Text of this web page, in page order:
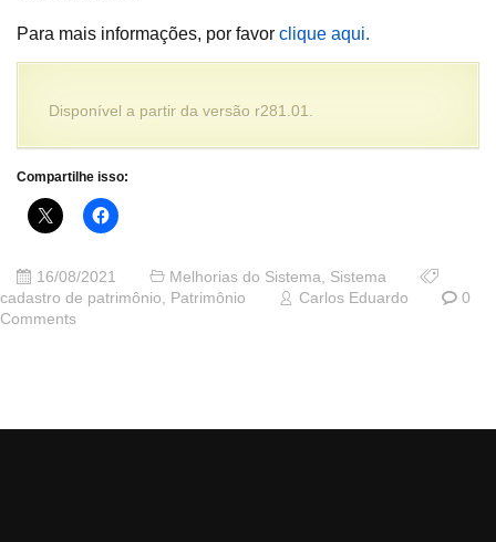
Para mais informações, por favor clique aqui.
Disponível a partir da versão r281.01.
Compartilhe isso:
16/08/2021 Melhorias do Sistema
Sistema
cadastro de patrimônio
Patrimônio Carlos Eduardo
0
Comments